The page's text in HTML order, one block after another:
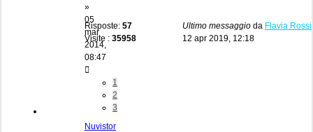
»
05
mar
2014,
08:47
1
2
3
Risposte: 57
Visite : 35958
Ultimo messaggio da Flavia Rossi
12 apr 2019, 12:18
Nuvistor